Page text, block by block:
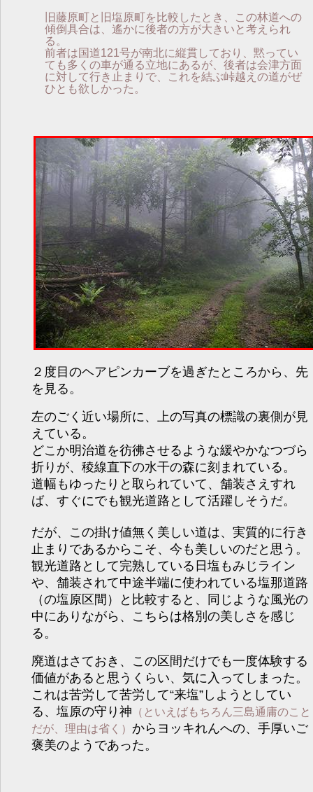
旧藤原町と旧塩原町を比較したとき、この林道への
傾倒具合は、遙かに後者の方が大きいと考えられ
る。
前者は国道121号が南北に縦貫しており、黙ってい
ても多くの車が通る立地にあるが、後者は会津方面
に対して行き止まりで、これを結ぶ峠越えの道がぜ
ひとも欲しかった。
２度目のヘアピンカーブを過ぎたところから、先
を見る。
左のごく近い場所に、上の写真の標識の裏側が見
えている。
どこか明治道を彷彿させるような緩やかなつづら
折りが、稜線直下の水干の森に刻まれている。
道幅もゆったりと取られていて、舗装さえすれ
ば、すぐにでも観光道路として活躍しそうだ。
だが、この掛け値無く美しい道は、実質的に行き
止まりであるからこそ、今も美しいのだと思う。
観光道路として完熟している日塩もみじライン
や、舗装されて中途半端に使われている塩那道路
（の塩原区間）と比較すると、同じような風光の
中にありながら、こちらは格別の美しさを感じ
る。
廃道はさておき、この区間だけでも一度体験する
価値があると思うくらい、気に入ってしまった。
これは苦労して苦労して“来塩”しようとしてい
る、塩原の守り神 （といえばもちろん三島通庸のこと
だが、理由は省く） からヨッキれんへの、手厚いご
褒美のようであった。